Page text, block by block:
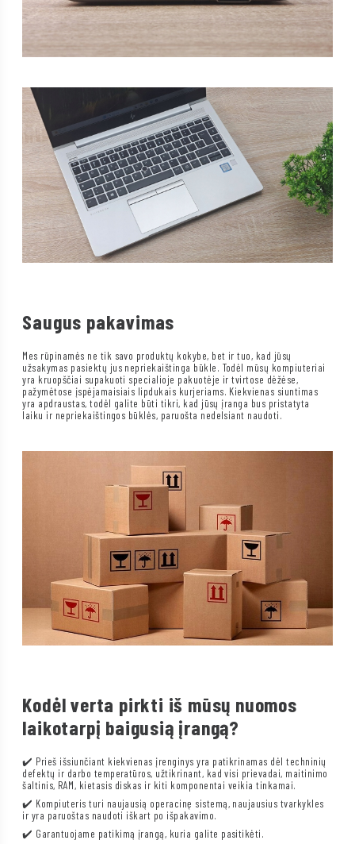
Saugus pakavimas
Mes rūpinamės ne tik savo produktų kokybe, bet ir tuo, kad jūsų
užsakymas pasiektų jus nepriekaištinga būkle. Todėl mūsų kompiuteriai
yra kruopščiai supakuoti specialioje pakuotėje ir tvirtose dėžėse,
pažymėtose įspėjamaisiais lipdukais kurjeriams. Kiekvienas siuntimas
yra apdraustas, todėl galite būti tikri, kad jūsų įranga bus pristatyta
laiku ir nepriekaištingos būklės, paruošta nedelsiant naudoti.
Kodėl verta pirkti iš mūsų nuomos
laikotarpį baigusią įrangą?
✔️ Prieš išsiunčiant kiekvienas įrenginys yra patikrinamas dėl techninių
defektų ir darbo temperatūros, užtikrinant, kad visi prievadai, maitinimo
šaltinis, RAM, kietasis diskas ir kiti komponentai veikia tinkamai.
✔️ Kompiuteris turi naujausią operacinę sistemą, naujausius tvarkykles
ir yra paruoštas naudoti iškart po išpakavimo.
✔️ Garantuojame patikimą įrangą, kuria galite pasitikėti.